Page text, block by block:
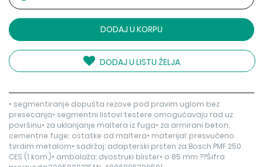
DODAJ U KORPU
DODAJ U LISTU ŽELJA
• segmentiranje dopušta rezove pod pravim uglom bez
presecanja• segmentni listovi testere omogućavaju rad uz
površinu• za uklanjanje maltera iz fuga• za armirani beton;
cementne fuge; ostatke od maltera• materijal: presvučeno
tvrdim metalom• sadržaj: adapterski prsten za Bosch PMF 250
CES (1 kom.)• ambalaža: dvostruki blister• o 85 mm ??Šifra